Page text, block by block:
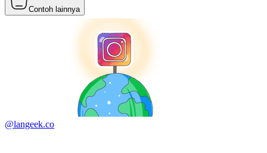
Contoh lainnya
@langeek.co